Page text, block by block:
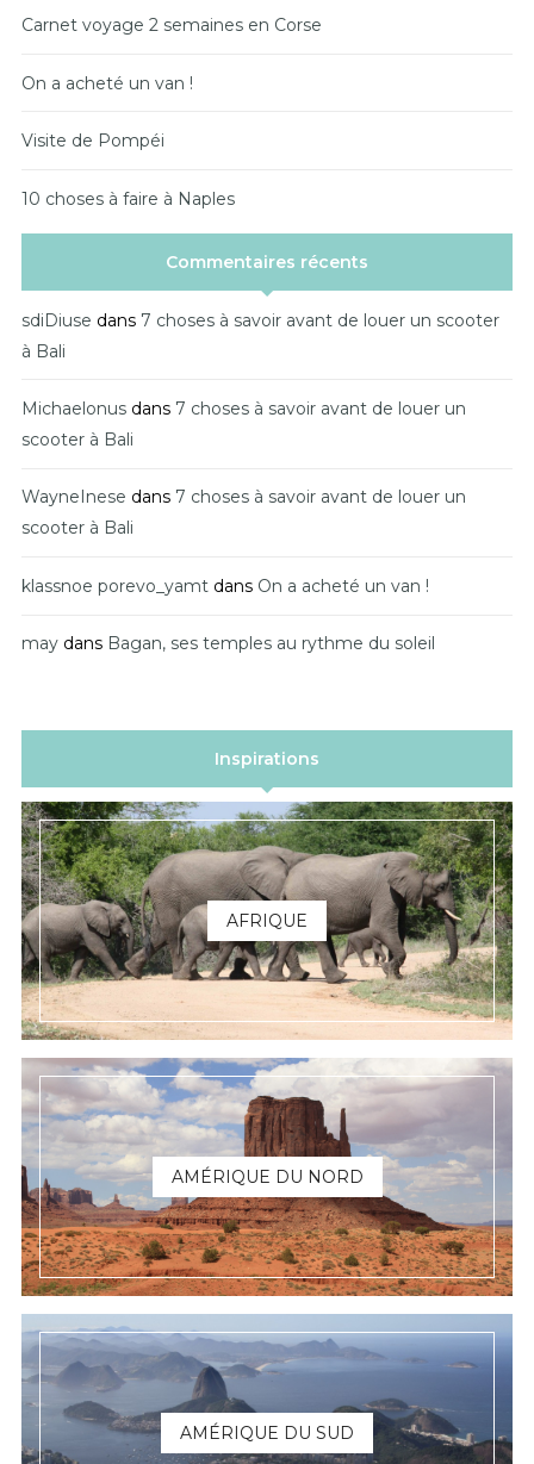
Carnet voyage 2 semaines en Corse
On a acheté un van !
Visite de Pompéi
10 choses à faire à Naples
Commentaires récents
sdiDiuse dans 7 choses à savoir avant de louer un scooter
à Bali
Michaelonus dans 7 choses à savoir avant de louer un
scooter à Bali
WayneInese dans 7 choses à savoir avant de louer un
scooter à Bali
klassnoe porevo_yamt dans On a acheté un van !
may dans Bagan, ses temples au rythme du soleil
Inspirations
AFRIQUE
AMÉRIQUE DU NORD
AMÉRIQUE DU SUD